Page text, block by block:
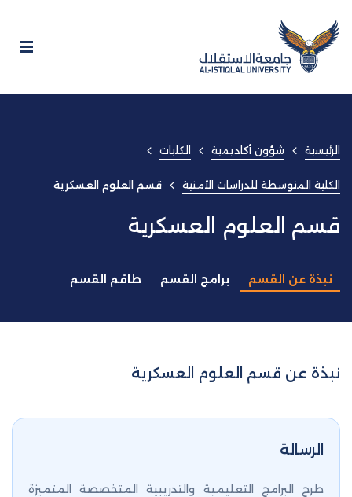
الرئيسية شؤون أكاديمية الكليات
الكلية المتوسطة للدراسات الأمنية قسم العلوم العسكرية
قسم العلوم العسكرية
نبذة عن القسم برامج القسم طاقم القسم
نبذة عن قسم العلوم العسكرية
الرسالة
طرح البرامج التعليمية والتدريبية المتخصصة المتميزة